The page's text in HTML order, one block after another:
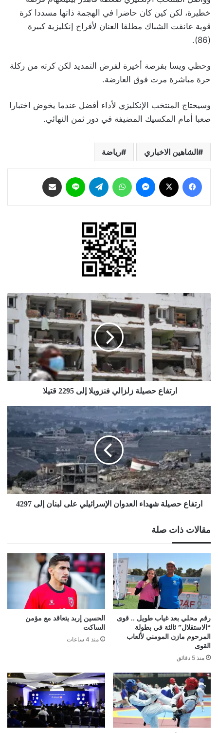
خطيرة، لكن كين كان حاضرا في الهجمة ذاتها مسددا كرة
قوية عانقت الشباك مطلقا العنان لأفراح إنكليزية كبيرة
(86).
وحظي ويسا بفرصة أخيرة لفرض التمديد لكن كرته من ركلة
حرة مباشرة مرت فوق العارضة.
وسيحتاج المنتخب الإنكليزي لأداء أفضل عندما يخوض اختبارا
صعبا أمام المكسيك المضيفة في دور ثمن النهائي.
الشاهين الاخباري رياضة
فيسبوك ماسنجر واتساب تيلقرام لاين
ارتفاع
حصيلة
زلزالي
فنزويلا
2295
قتيلا
ارتفاع حصيلة زلزالي فنزويلا إلى 2295 قتيلا
حصيلة
شهداء
العدوان
الإسرائيلي
على
لبنان
إلى
4297
ارتفاع حصيلة شهداء العدوان الإسرائيلي على لبنان إلى 4297
مقالات ذات صلة
رقم محلي بعد غياب طويل .. قوى
“الاستقلال” ثالثة في بطولة
المرحوم مازن المومني لألعاب
القوى
منذ 5 دقائق
الحسين إربد يتعاقد مع مؤمن
الساكت
منذ 4 ساعات